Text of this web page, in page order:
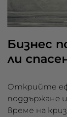
Бизнес
ли
Открийте
поддържане
време на